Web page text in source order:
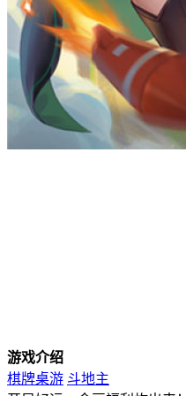
游戏介绍
棋牌桌游 斗地主